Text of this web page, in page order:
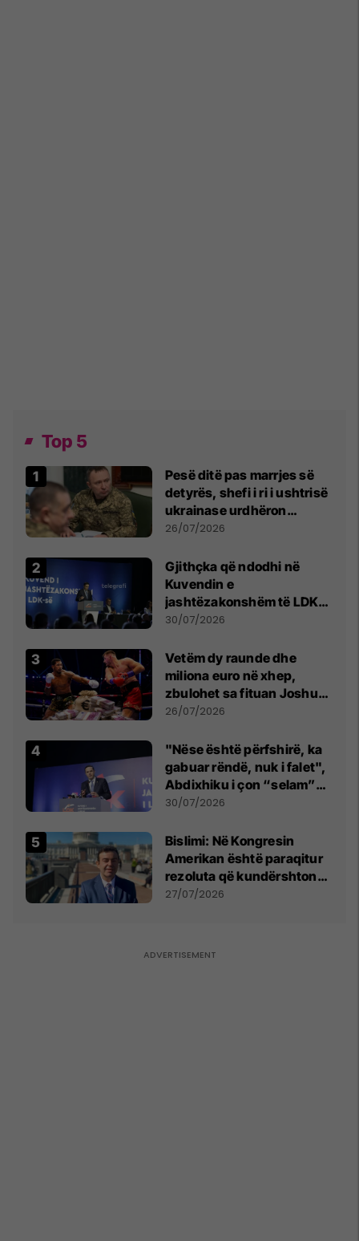
Top 5
Pesë ditë pas marrjes së
detyrës, shefi i ri i ushtrisë
ukrainase urdhëron
kontroll të madh
26/07/2026
Gjithçka që ndodhi në
Kuvendin e
jashtëzakonshëm të LDK-
së
30/07/2026
Vetëm dy raunde dhe
miliona euro në xhep,
zbulohet sa fituan Joshua
e Prenga
26/07/2026
"Nëse është përfshirë, ka
gabuar rëndë, nuk i falet",
Abdixhiku i çon “selam”
Përparim Ramës
30/07/2026
Bislimi: Në Kongresin
Amerikan është paraqitur
rezoluta që kundërshton
mbajtjen e Asamblesë
27/07/2026